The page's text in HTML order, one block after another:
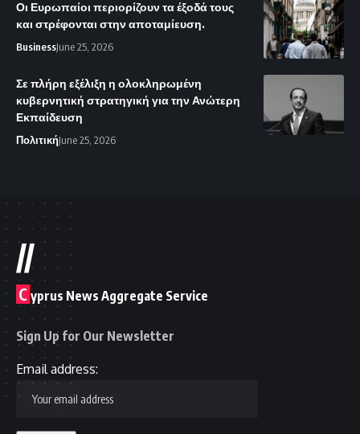
Οι Ευρωπαίοι περιορίζουν τα έξοδά τους
και στρέφονται στην αποταμίευση.
BusinessJune 25, 2026
Σε πλήρη εξέλιξη η ολοκληρωμένη
κυβερνητική στρατηγική για την Ανώτερη
Εκπαίδευση
ΠολιτικήJune 25, 2026
//
C yprus News Aggregate Service
Sign Up for Our Newsletter
Email address: